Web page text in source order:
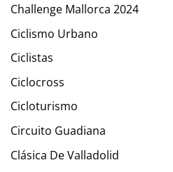
Challenge Mallorca 2024
Ciclismo Urbano
Ciclistas
Ciclocross
Cicloturismo
Circuito Guadiana
Clásica De Valladolid